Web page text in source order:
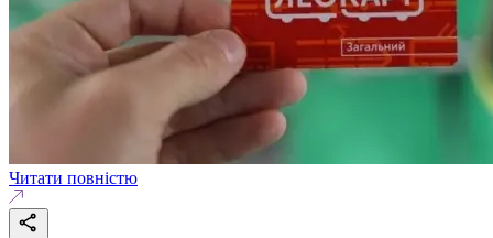
Читати повністю